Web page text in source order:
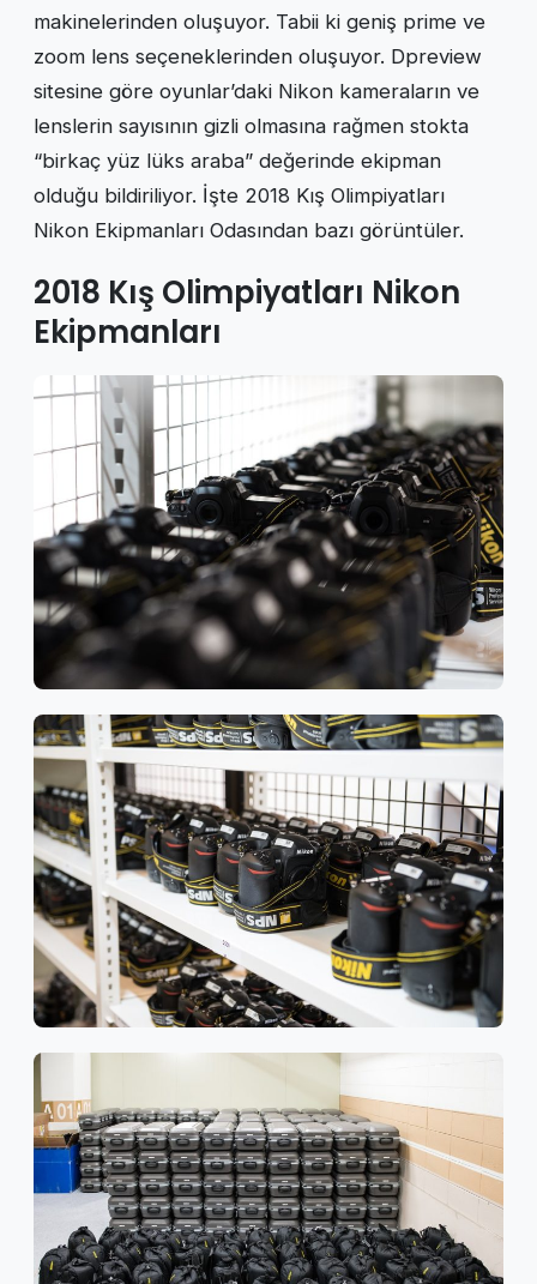
makinelerinden oluşuyor. Tabii ki geniş prime ve
zoom lens seçeneklerinden oluşuyor. Dpreview
sitesine göre oyunlar’daki Nikon kameraların ve
lenslerin sayısının gizli olmasına rağmen stokta
“birkaç yüz lüks araba” değerinde ekipman
olduğu bildiriliyor. İşte 2018 Kış Olimpiyatları
Nikon Ekipmanları Odasından bazı görüntüler.
2018 Kış Olimpiyatları Nikon
Ekipmanları